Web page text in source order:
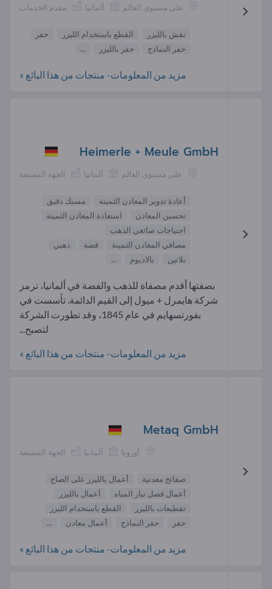
مقدم الخدمات ألمانيا على مستوى العالم
نقش بالليزر القطع باستخدام الليزر
حفر
حفر النماذج
حفر بالليزر ...
مزيد من المعلومات- منتجات من هذا البائع »
Heimerle + Meule GmbH
الجهة المصنعة ألمانيا على مستوى العالم
أعادة تدوير المعادن الثمينة
مسبك دقيق
تحسين المعادن
استعادة المعادن الثمينة
احتياجات صائغي الذهب
مصافي المعادن الثمينة
فضة
ذهبي
بلاتين
بالاديوم ...
بصفتها أقدم مصفاة للذهب والفضة في ألمانيا، ترمز
شركة هايمرل + ميول إلى القيم الدائمة. تأسست في
بفورتسهايم في عام 1845، وقد تطورت الشركة
لتصبح...
مزيد من المعلومات- منتجات من هذا البائع »
Metaq GmbH
الجهة المصنعة ألمانيا أوروبا
صفائح معدنية
أعمال بالليزر على الصاج
أعمال فصل تيار المياه
أعمال بالليزر
تقطيعات بالليزر
القطع باستخدام الليزر
حفر
حفر النماذج أعمال معادن ...
مزيد من المعلومات- منتجات من هذا البائع »